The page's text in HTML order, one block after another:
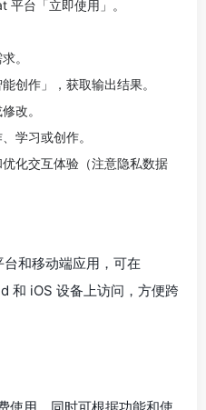
平台「立即使用」。
。
创作」，获取输出结果。
改。
学习或创作。
化交互体验（注意隐私数据
和移动端应用，可在
和 iOS 设备上访问，方便跨